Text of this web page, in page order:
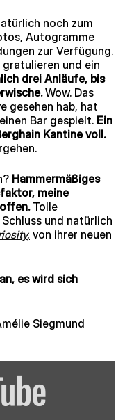
noch zum
Autogramme
zur Verfügung.
und ein
drei Anläufe, bis
Wow. Das
gesehen hab, hat
Bar gespielt. Ein
Kantine voll.
Hammermäßiges
meine
Tolle
und natürlich
, von ihrer neuen
es wird sich
Siegmund